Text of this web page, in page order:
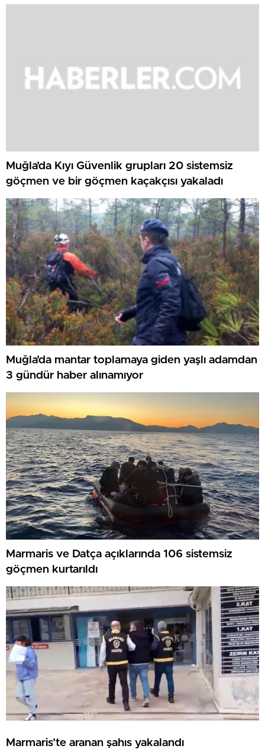
Muğla’da Kıyı Güvenlik grupları 20 sistemsiz
göçmen ve bir göçmen kaçakçısı yakaladı
Muğla’da mantar toplamaya giden yaşlı adamdan
3 gündür haber alınamıyor
Marmaris ve Datça açıklarında 106 sistemsiz
göçmen kurtarıldı
Marmaris’te aranan şahıs yakalandı